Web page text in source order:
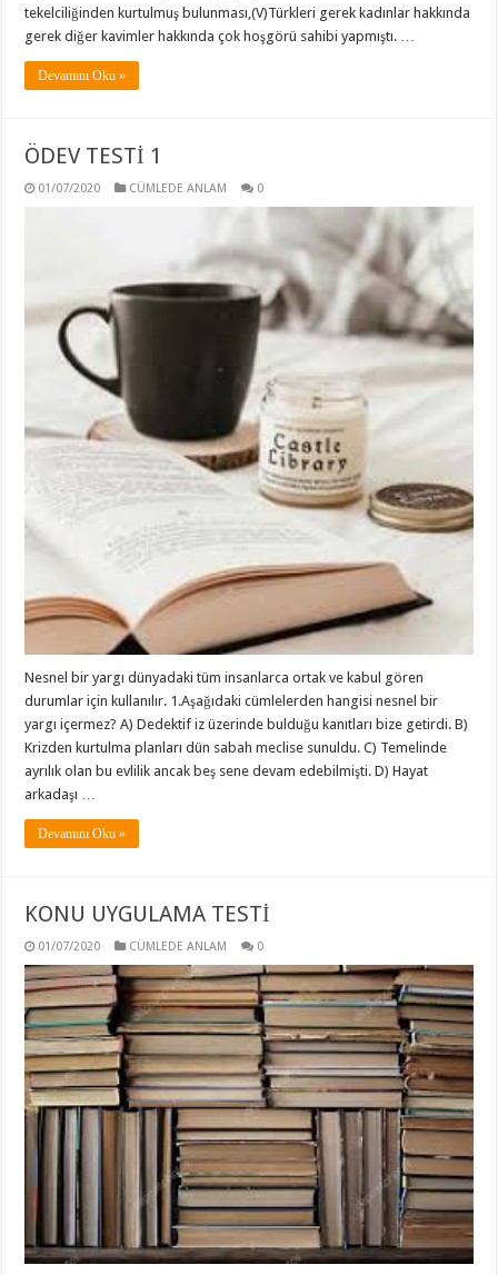
tekelciliğinden kurtulmuş bulunması,(V)Türkleri gerek kadınlar hakkında
gerek diğer kavimler hakkında çok hoşgörü sahibi yapmıştı. …
Devamını Oku »
ÖDEV TESTİ 1
01/07/2020 CÜMLEDE ANLAM 0
Nesnel bir yargı dünyadaki tüm insanlarca ortak ve kabul gören
durumlar için kullanılır. 1.Aşağıdaki cümlelerden hangisi nesnel bir
yargı içermez? A) Dedektif iz üzerinde bulduğu kanıtları bize getirdi. B)
Krizden kurtulma planları dün sabah meclise sunuldu. C) Temelinde
ayrılık olan bu evlilik ancak beş sene devam edebilmişti. D) Hayat
arkadaşı …
Devamını Oku »
KONU UYGULAMA TESTİ
01/07/2020 CÜMLEDE ANLAM 0